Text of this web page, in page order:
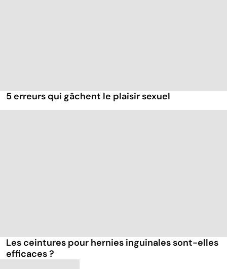
5 erreurs qui gâchent le plaisir sexuel
Les ceintures pour hernies inguinales sont-elles
efficaces ?